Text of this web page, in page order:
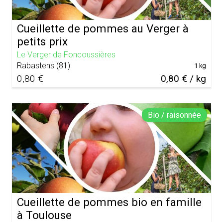
Cueillette de pommes au Verger à
petits prix
Le Verger de Foncoussières
Rabastens (81 )
0,80 € 0,80 € / kg
1 kg
Bio / raisonnée
Cueillette de pommes bio en famille
à Toulouse